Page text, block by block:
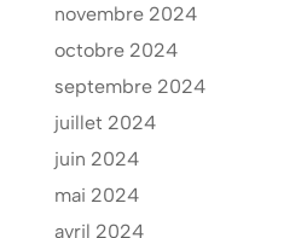
novembre 2024
octobre 2024
septembre 2024
juillet 2024
juin 2024
mai 2024
avril 2024